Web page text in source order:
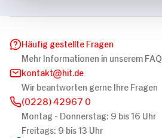
Häufig gestellte Fragen
Mehr Informationen in unserem FAQ
kontakt
hit.de
Wir beantworten gerne Ihre Fragen
(0228) 42967 0
Montag - Donnerstag: 9 bis 16 Uhr
Freitags: 9 bis 13 Uhr